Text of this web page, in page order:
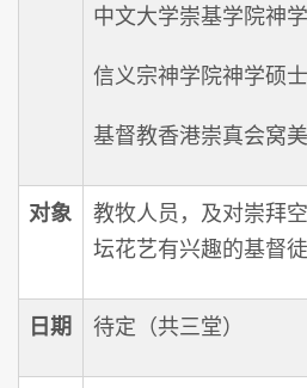
中文大学崇基学院神
信义宗神学院神学硕
基督教香港崇真会窝
对象
教牧人员，及对崇拜
坛花艺有兴趣的基督徒
日期 待定（共三堂）